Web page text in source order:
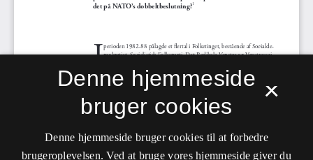
×
Denne hjemmeside
bruger cookies
Denne hjemmeside bruger cookies til at forbedre
brugeroplevelsen. Ved at bruge vores hjemmeside giver du